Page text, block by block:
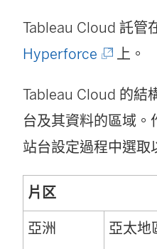
Tableau Cloud 託管
Hyperforce (
在
新
窗
開
上。
Tableau Cloud 的結
台及其資料的區域。
站台設定過程中選取
片区
亞洲 亞太地